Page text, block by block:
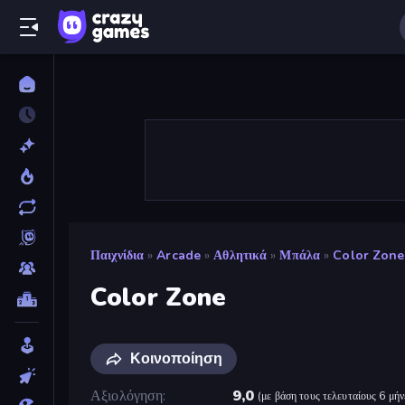
Παιχνίδια » Arcade » Αθλητικά » Μπάλα » Color Zone
Color Zone
Κοινοποίηση
Αξιολόγηση
9,0 (με βάση τους τελευταίους 6